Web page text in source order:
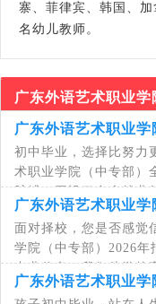
寨、菲律宾、韩国、
名幼儿教师。
广东外语艺术职业学
广东外语艺术职业
初中毕业，选择比努力
术职业学院（中专部）
脉搏，开设了多个就业
生“入学即入行，毕业
广东外语艺术职业
面对择校，您是否感觉
学院（中专部）2026年
专业信息。我们从学校
料，都做了系统梳理。
广东外语艺术职业